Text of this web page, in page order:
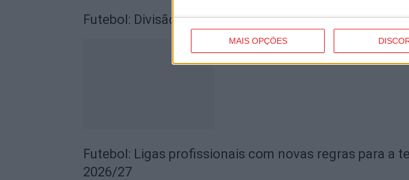
MAIS OPÇÕES
Futebol: Divisão de Honra de Viseu arranca em
Futebol: Ligas profissionais com novas regras para a
2026/27